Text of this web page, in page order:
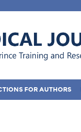
FOR AUTHORS